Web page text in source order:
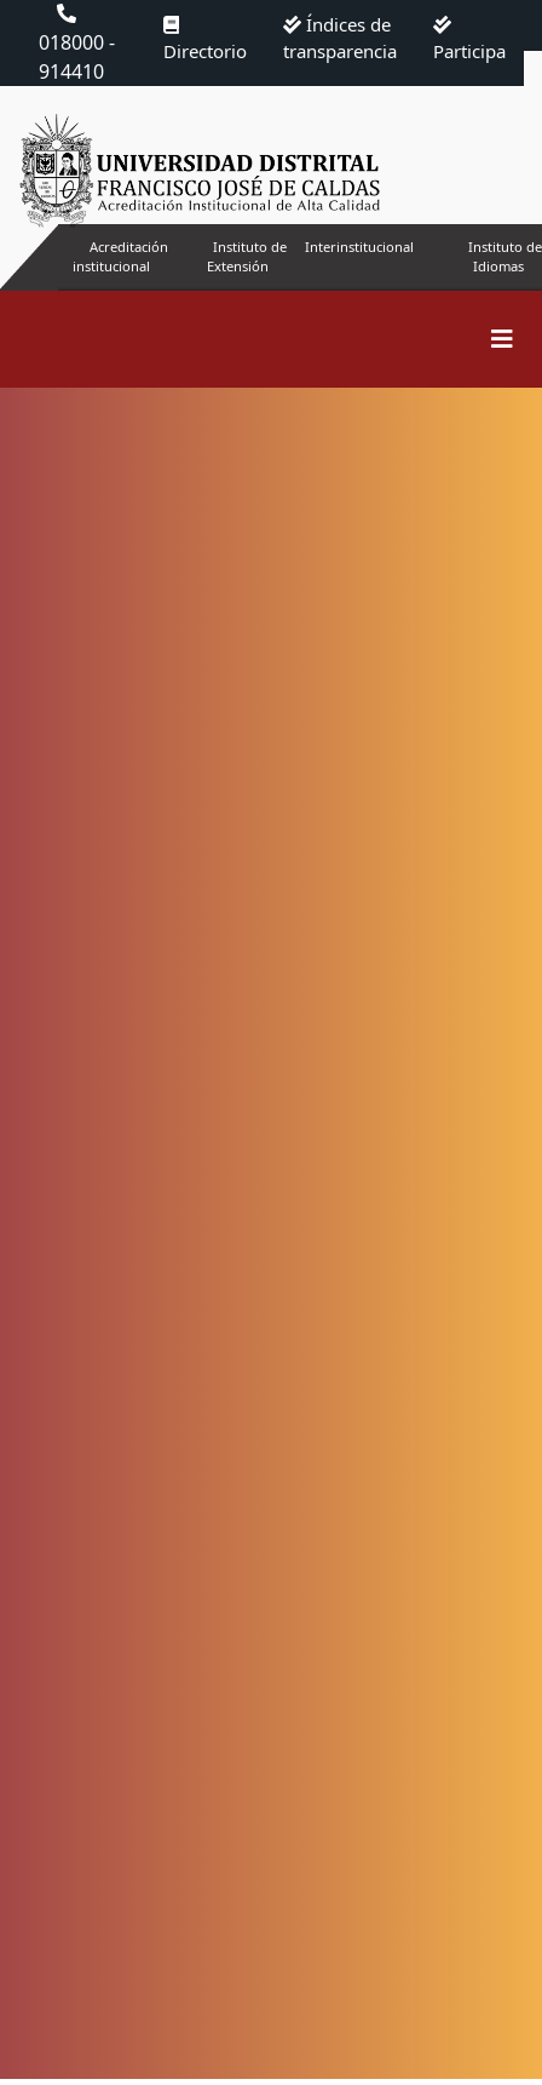
018000 -
914410
Directorio
Índices de
transparencia
Participa
Acreditación
institucional
Instituto de
Extensión
Interinstitucional
Instituto de
Idiomas